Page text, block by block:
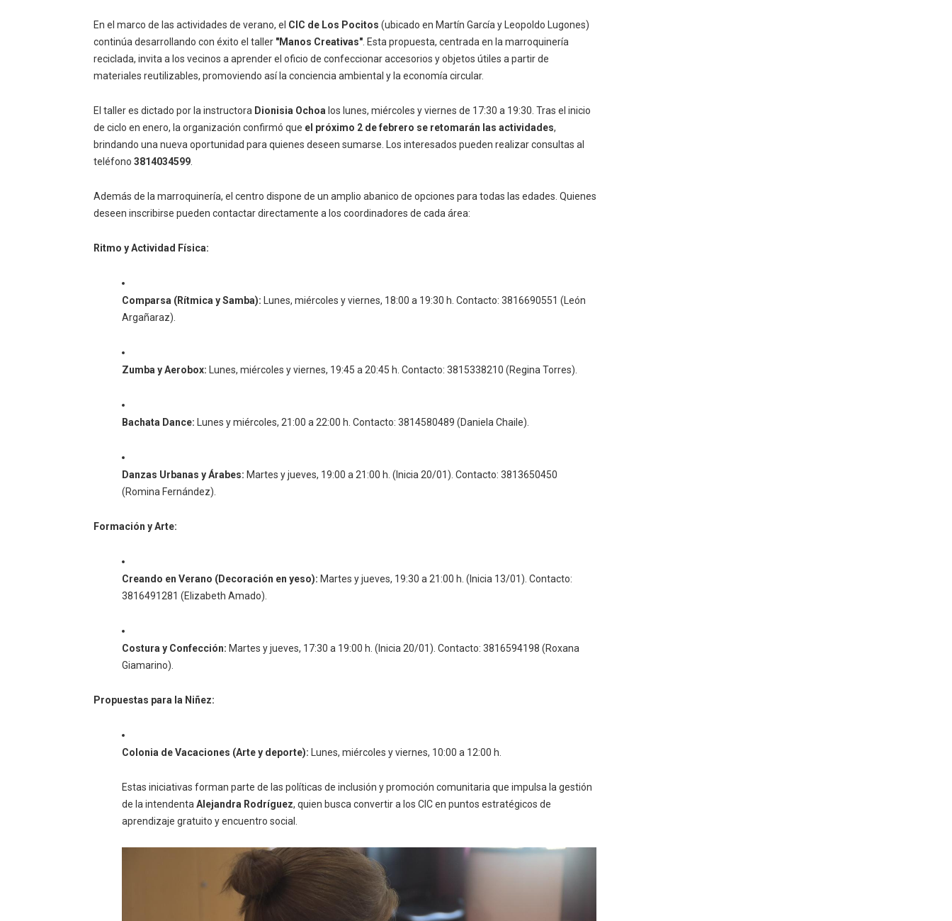
En el marco de las actividades de verano, el CIC de Los Pocitos (ubicado en Martín García y Leopoldo Lugones)
continúa desarrollando con éxito el taller "Manos Creativas" . Esta propuesta, centrada en la marroquinería
reciclada, invita a los vecinos a aprender el oficio de confeccionar accesorios y objetos útiles a partir de
materiales reutilizables, promoviendo así la conciencia ambiental y la economía circular.
El taller es dictado por la instructora Dionisia Ochoa los lunes, miércoles y viernes de 17:30 a 19:30. Tras el inicio
de ciclo en enero, la organización confirmó que el próximo 2 de febrero se retomarán las actividades,
brindando una nueva oportunidad para quienes deseen sumarse. Los interesados pueden realizar consultas al
teléfono 3814034599
Además de la marroquinería, el centro dispone de un amplio abanico de opciones para todas las edades. Quienes
deseen inscribirse pueden contactar directamente a los coordinadores de cada área:
Ritmo y Actividad Física:
Comparsa (Rítmica y Samba): Lunes, miércoles y viernes, 18:00 a 19:30 h. Contacto: 3816690551 (León
Argañaraz).
Zumba y Aerobox: Lunes, miércoles y viernes, 19:45 a 20:45 h. Contacto: 3815338210 (Regina Torres).
Bachata Dance: Lunes y miércoles, 21:00 a 22:00 h. Contacto: 3814580489 (Daniela Chaile).
Danzas Urbanas y Árabes: Martes y jueves, 19:00 a 21:00 h. (Inicia 20/01). Contacto: 3813650450
(Romina Fernández).
Formación y Arte:
Creando en Verano (Decoración en yeso): Martes y jueves, 19:30 a 21:00 h. (Inicia 13/01). Contacto:
3816491281 (Elizabeth Amado).
Costura y Confección: Martes y jueves, 17:30 a 19:00 h. (Inicia 20/01). Contacto: 3816594198 (Roxana
Giamarino).
Propuestas para la Niñez:
Colonia de Vacaciones (Arte y deporte): Lunes, miércoles y viernes, 10:00 a 12:00 h.
Estas iniciativas forman parte de las políticas de inclusión y promoción comunitaria que impulsa la gestión
de la intendenta Alejandra Rodríguez, quien busca convertir a los CIC en puntos estratégicos de
aprendizaje gratuito y encuentro social.